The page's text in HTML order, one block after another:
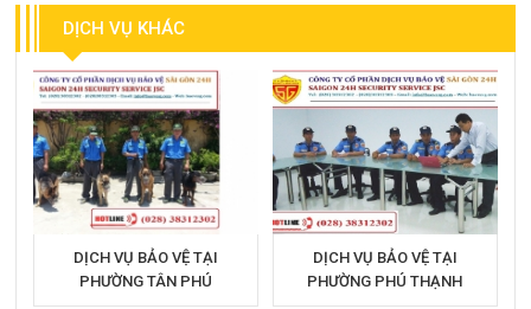
DỊCH VỤ KHÁC
DỊCH VỤ BẢO VỆ TẠI
PHƯỜNG TÂN PHÚ
DỊCH VỤ BẢO VỆ TẠI
PHƯỜNG PHÚ THẠNH